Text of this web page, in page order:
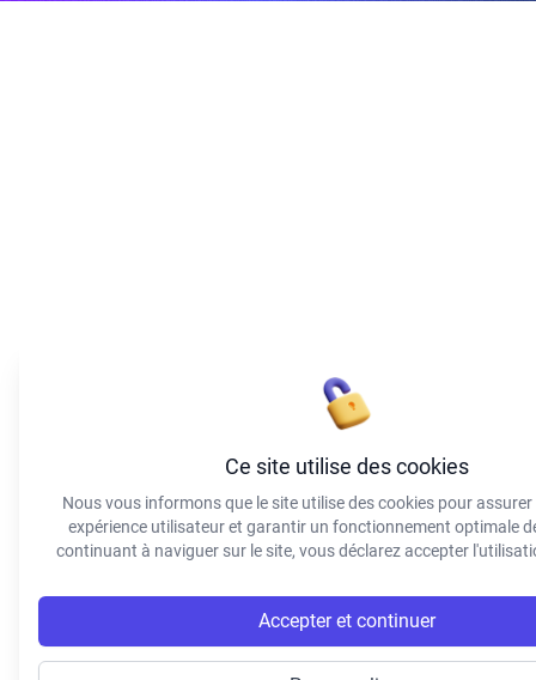
Ce site utilise des cookies
Nous vous informons que le site utilise des cookies pour assurer
expérience utilisateur et garantir un fonctionnement optimale
continuant à naviguer sur le site, vous déclarez accepter
Accepter et continuer